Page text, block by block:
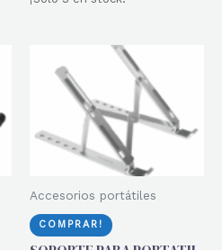
con
Accesorios portátiles
COMPRAR!